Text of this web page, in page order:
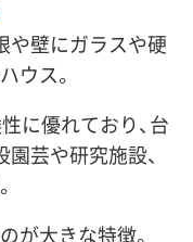
や壁にガラスや硬
ウス。
に優れており、台
芸や研究施設、
が大きな特徴。